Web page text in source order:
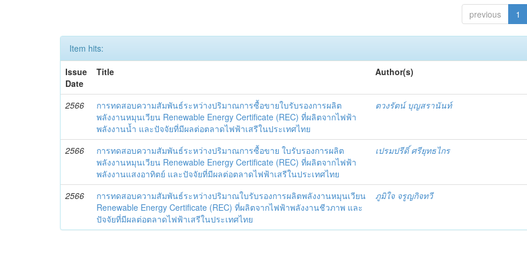
previous 1
Item hits:
Issue
Date
Title Author(s)
2566
การทดสอบความสัมพันธ์ระหว่างปริมาณการซื้อขายใบรับรองการผลิต
พลังงานหมุนเวียน Renewable Energy Certificate (REC) ที่ผลิตจากไฟฟ้า
พลังงานน้ำ และปัจจัยที่มีผลต่อตลาดไฟฟ้าเสรีในประเทศไทย
ตวงรัตน์ บุญสรานันท์
2566
การทดสอบความสัมพันธ์ระหว่างปริมาณการซื้อขาย ใบรับรองการผลิต
พลังงานหมุนเวียน Renewable Energy Certificate (REC) ที่ผลิตจากไฟฟ้า
พลังงานแสงอาทิตย์ และปัจจัยที่มีผลต่อตลาดไฟฟ้าเสรีในประเทศไทย
เปรมปรีดิ์ ศรียุทธไกร
2566
การทดสอบความสัมพันธ์ระหว่างปริมาณใบรับรองการผลิตพลังงานหมุนเวียน
Renewable Energy Certificate (REC) ที่ผลิตจากไฟฟ้าพลังงานชีวภาพ และ
ปัจจัยที่มีผลต่อตลาดไฟฟ้าเสรีในประเทศไทย
ภูมิใจ จรูญกิจทวี